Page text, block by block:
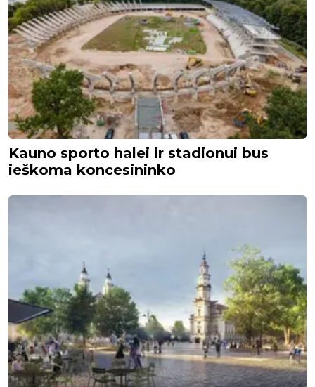
Kauno sporto halei ir stadionui bus
ieškoma koncesininko